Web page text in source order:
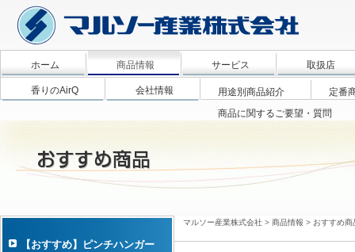
ホーム 商品情報 サービス 取扱店
香りのAirQ 会社情報 用途別商品紹介
定番
商品に関するご要望・質問
マルソー産業株式会社 > 商品情報 > おすすめ商
【おすすめ】ピンチハンガー